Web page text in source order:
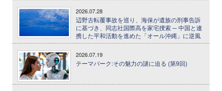
2026.07.28
辺野古転覆事故を巡り、海保が遺族の刑事告訴
に基づき、同志社国際高を家宅捜索 ─ 中国と連
携した平和活動を進めた「オール沖縄」に逆風
2026.07.19
テーマパーク:その魅力の謎に迫る (第9回)